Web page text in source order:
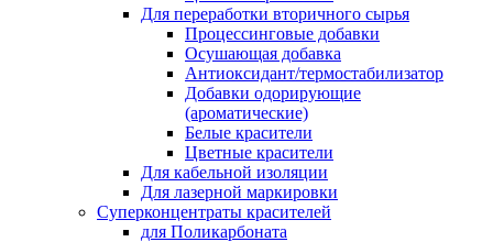
Для переработки вторичного сырья
Процессинговые добавки
Осушающая добавка
Антиоксидант/термостабилизатор
Добавки одорирующие
(ароматические)
Белые красители
Цветные красители
Для кабельной изоляции
Для лазерной маркировки
Суперконцентраты красителей
для Поликарбоната